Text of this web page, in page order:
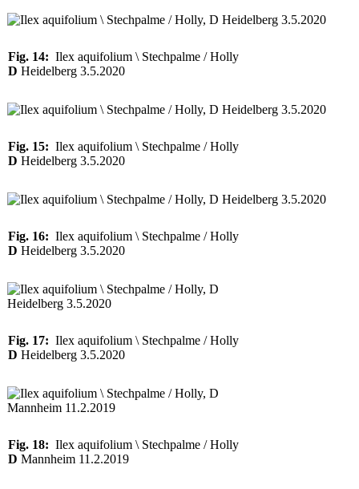
Fig. 14: Ilex aquifolium \ Stechpalme / Holly
D Heidelberg 3.5.2020
Fig. 15: Ilex aquifolium \ Stechpalme / Holly
D Heidelberg 3.5.2020
Fig. 16: Ilex aquifolium \ Stechpalme / Holly
D Heidelberg 3.5.2020
Fig. 17: Ilex aquifolium \ Stechpalme / Holly
D Heidelberg 3.5.2020
Fig. 18: Ilex aquifolium \ Stechpalme / Holly
D Mannheim 11.2.2019